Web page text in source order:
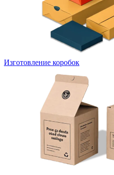
Изготовление коробок